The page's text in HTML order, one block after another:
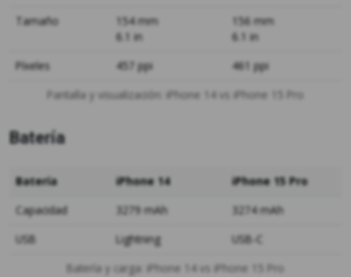
Pantalla y visualización: iPhone 14 vs iPhone 15 Pro
Tamaño
154 mm
6.1 in
156 mm
6.1 in
Píxeles
457 ppi 461 ppi
Batería
Batería y carga: iPhone 14 vs iPhone 15 Pro
Batería iPhone 14
iPhone 15 Pro
Capacidad
3279 mAh
3274 mAh
USB
Lightning USB-C